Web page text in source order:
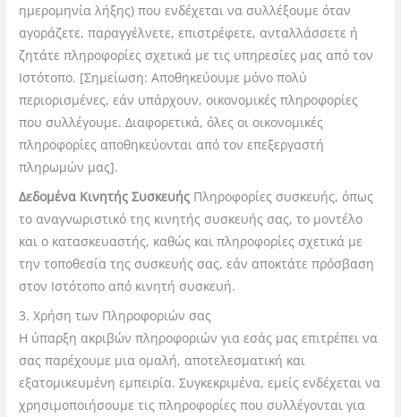
ημερομηνία λήξης) που ενδέχεται να συλλέξουμε όταν
αγοράζετε, παραγγέλνετε, επιστρέφετε, ανταλλάσσετε ή
ζητάτε πληροφορίες σχετικά με τις υπηρεσίες μας από τον
Ιστότοπο. [Σημείωση: Αποθηκεύουμε μόνο πολύ
περιορισμένες, εάν υπάρχουν, οικονομικές πληροφορίες
που συλλέγουμε. Διαφορετικά, όλες οι οικονομικές
πληροφορίες αποθηκεύονται από τον επεξεργαστή
πληρωμών μας].
Δεδομένα Κινητής Συσκευής Πληροφορίες συσκευής, όπως
το αναγνωριστικό της κινητής συσκευής σας, το μοντέλο
και ο κατασκευαστής, καθώς και πληροφορίες σχετικά με
την τοποθεσία της συσκευής σας, εάν αποκτάτε πρόσβαση
στον Ιστότοπο από κινητή συσκευή.
3. Χρήση των Πληροφοριών σας
Η ύπαρξη ακριβών πληροφοριών για εσάς μας επιτρέπει να
σας παρέχουμε μια ομαλή, αποτελεσματική και
εξατομικευμένη εμπειρία. Συγκεκριμένα, εμείςενδέχεται να
χρησιμοποιήσουμε τις πληροφορίες που συλλέγονται για